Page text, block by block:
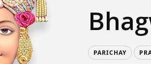
PARICHAY